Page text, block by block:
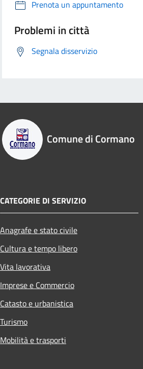
Prenota un appuntamento
Problemi in città
Segnala disservizio
Comune di Cormano
CATEGORIE DI SERVIZIO
Anagrafe e stato civile
Cultura e tempo libero
Vita lavorativa
Imprese e Commercio
Catasto e urbanistica
Turismo
Mobilità e trasporti